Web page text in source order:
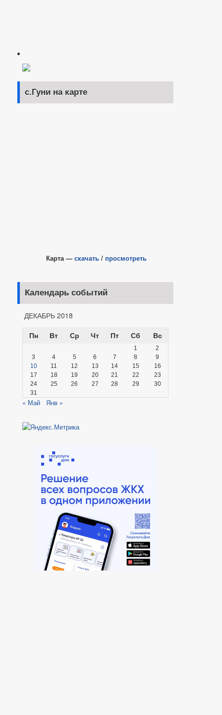
с.Гуни на карте
Карта — скачать / просмотреть
Календарь событий
ДЕКАБРЬ 2018
Пн
Вт Ср Чт Пт Сб Вс
1
2
3
4 5 6 7 8
9
10
11 12 13 14 15
16
17
18 19 20 21 22
23
24
25 26 27 28 29
30
31
« Май Янв »